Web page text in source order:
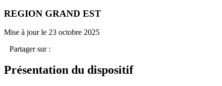
REGION GRAND EST
Mise à jour le 23 octobre 2025
Partager sur :
Présentation du dispositif